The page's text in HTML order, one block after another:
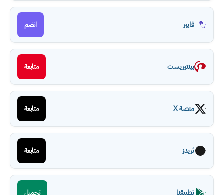
فايبر انضم
بينتيريست متابعة
منصة X متابعة
ثريدز متابعة
تطبيقنا تحميل